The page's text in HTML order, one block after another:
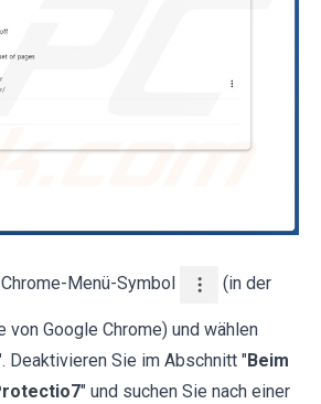
Menü-Symbol (in der
von Google Chrome) und wählen
Deaktivieren Sie im Abschnitt "Beim
" und suchen Sie nach einer